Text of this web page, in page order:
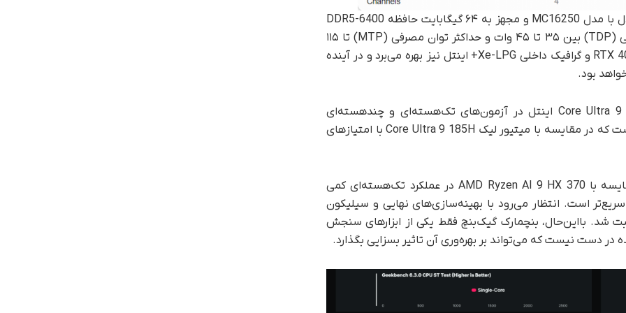
آزمایش‌های انجام‌شده روی لپ‌تاپ Pro Max 16 دل با مدل MC16250 و مجهز به ۶۴ گیگابایت حافظه DDR5-6400
نشان می‌دهد که این پردازنده با توان طراحی حرارتی (TDP) بین ۳۵ تا ۴۵ وات و حداکثر توان مصرفی (MTP) تا ۱۱۵
وات عمل می‌کند. این سیستم از پردازنده گرافیکی RTX 40 و گرافیک داخلی Xe-LPG+ اینتل نیز بهره می‌برد و در آینده
نتایج آزمایش نشان می‌دهند که پردازنده Core Ultra 9 285H اینتل در آزمون‌های تک‌هسته‌ای و چند‌هسته‌ای
به‌ترتیب امتیاز ۲,۶۶۵ و ۱۵,۳۳۰ را به دست آورده است که در مقایسه با میتیور لیک Core Ultra 9 185H با امتیازهای
با اینکه پردازنده Intel Core Ultra 9 285H در مقایسه با AMD Ryzen AI 9 HX 370 در عملکرد تک‌هسته‌ای کمی
است. انتظار می‌رود با بهینه‌سازی‌های نهایی و سیلیکون
شد. با‌این‌حال، بنچمارک گیک‌بنچ فقط یکی از ابزارهای سنجش
در دست نیست که می‌تواند بر بهره‌وری آن تاثیر بسزایی بگذارد.